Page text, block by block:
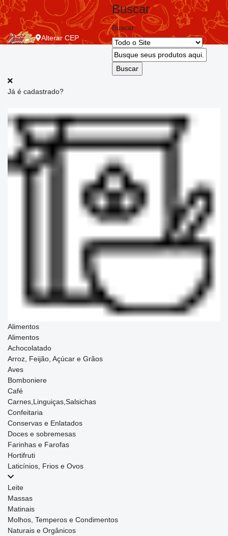
Alterar CEP
Buscar
Buscar
Já é cadastrado?
Alimentos
Alimentos
Achocolatado
Arroz, Feijão, Açúcar e Grãos
Aves
Bomboniere
Café
Carnes,Linguiças,Salsichas
Confeitaria
Conservas e Enlatados
Doces e sobremesas
Farinhas e Farofas
Hortifruti
Laticínios, Frios e Ovos
Leite
Massas
Matinais
Molhos, Temperos e Condimentos
Naturais e Orgânicos